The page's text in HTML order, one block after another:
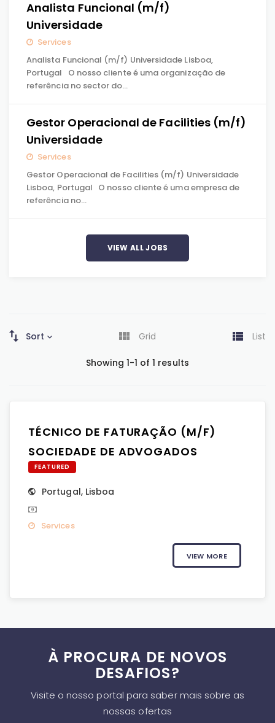
Analista Funcional (m/f)
Universidade
Services
Analista Funcional (m/f) Universidade Lisboa,
Portugal O nosso cliente é uma organização de
referência no sector do…
Gestor Operacional de Facilities (m/f)
Universidade
Services
Gestor Operacional de Facilities (m/f) Universidade
Lisboa, Portugal O nosso cliente é uma empresa de
referência no…
VIEW ALL JOBS
Sort Grid List
Showing 1-1 of 1 results
TÉCNICO DE FATURAÇÃO (M/F)
SOCIEDADE DE ADVOGADOS
FEATURED
Portugal, Lisboa
Services
VIEW MORE
À PROCURA DE NOVOS
DESAFIOS?
Visite o nosso portal para saber mais sobre as
nossas ofertas